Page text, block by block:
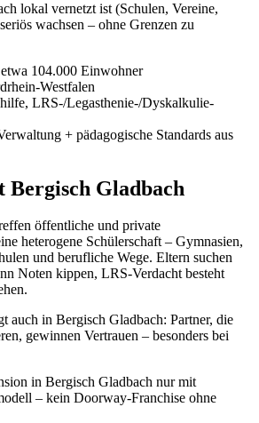
lokal vernetzt ist (Schulen, Vereine,
wachsen – ohne Grenzen zu
104.000 Einwohner
Westfalen
LRS-/Legasthenie-/Dyskalkulie-
+ pädagogische Standards aus
Gladbach
öffentliche und private
heterogene Schülerschaft – Gymnasien,
und berufliche Wege. Eltern suchen
Noten kippen, LRS-Verdacht besteht
auch in Bergisch Gladbach: Partner, die
gewinnen Vertrauen – besonders bei
in Bergisch Gladbach nur mit
– kein Doorway-Franchise ohne